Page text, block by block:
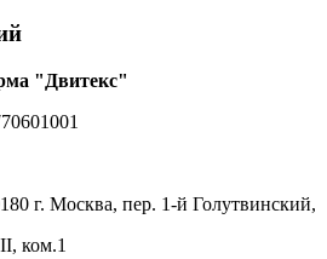
"Двитекс"
г. Москва, пер. 1-й Голутвинский,
ком.1